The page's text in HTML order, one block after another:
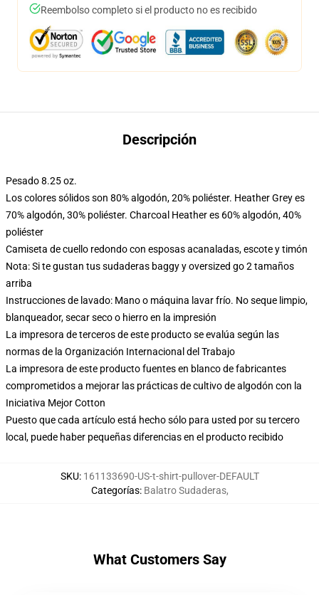
Reembolso completo si el producto no es recibido
Descripción
Pesado 8.25 oz.
Los colores sólidos son 80% algodón, 20% poliéster. Heather Grey es
70% algodón, 30% poliéster. Charcoal Heather es 60% algodón, 40%
poliéster
Camiseta de cuello redondo con esposas acanaladas, escote y timón
Nota: Si te gustan tus sudaderas baggy y oversized go 2 tamaños
arriba
Instrucciones de lavado: Mano o máquina lavar frío. No seque limpio,
blanqueador, secar seco o hierro en la impresión
La impresora de terceros de este producto se evalúa según las
normas de la Organización Internacional del Trabajo
La impresora de este producto fuentes en blanco de fabricantes
comprometidos a mejorar las prácticas de cultivo de algodón con la
Iniciativa Mejor Cotton
Puesto que cada artículo está hecho sólo para usted por su tercero
local, puede haber pequeñas diferencias en el producto recibido
SKU: 161133690-US-t-shirt-pullover-DEFAULT
Categorías: Balatro Sudaderas,
What Customers Say